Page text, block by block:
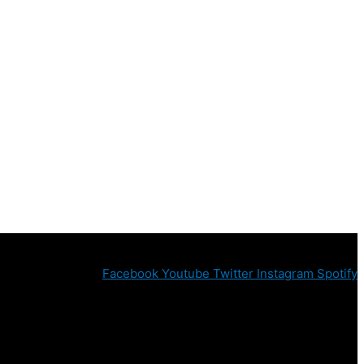
Facebook Youtube Twitter Instagram Spotify